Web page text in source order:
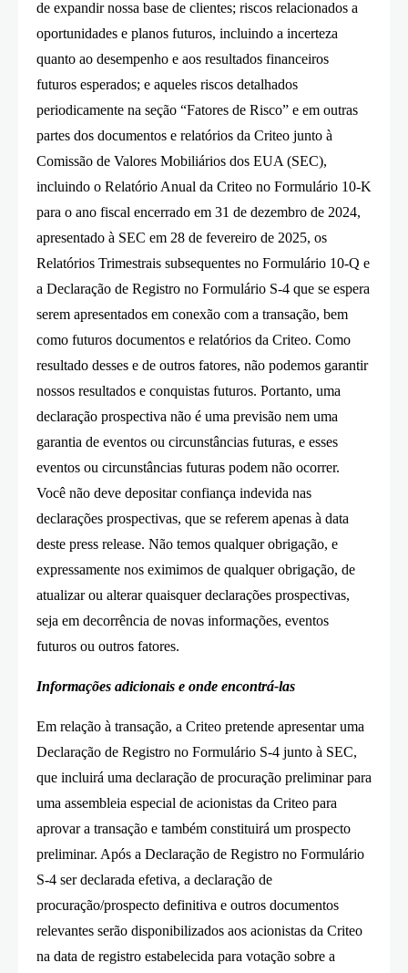
de expandir nossa base de clientes; riscos relacionados a
oportunidades e planos futuros, incluindo a incerteza
quanto ao desempenho e aos resultados financeiros
futuros esperados; e aqueles riscos detalhados
periodicamente na seção “Fatores de Risco” e em outras
partes dos documentos e relatórios da Criteo junto à
Comissão de Valores Mobiliários dos EUA (SEC),
incluindo o Relatório Anual da Criteo no Formulário 10-K
para o ano fiscal encerrado em 31 de dezembro de 2024,
apresentado à SEC em 28 de fevereiro de 2025, os
Relatórios Trimestrais subsequentes no Formulário 10-Q e
a Declaração de Registro no Formulário S-4 que se espera
serem apresentados em conexão com a transação, bem
como futuros documentos e relatórios da Criteo. Como
resultado desses e de outros fatores, não podemos garantir
nossos resultados e conquistas futuros. Portanto, uma
declaração prospectiva não é uma previsão nem uma
garantia de eventos ou circunstâncias futuras, e esses
eventos ou circunstâncias futuras podem não ocorrer.
Você não deve depositar confiança indevida nas
declarações prospectivas, que se referem apenas à data
deste press release. Não temos qualquer obrigação, e
expressamente nos eximimos de qualquer obrigação, de
atualizar ou alterar quaisquer declarações prospectivas,
seja em decorrência de novas informações, eventos
futuros ou outros fatores.
Informações adicionais e onde encontrá-las
Em relação à transação, a Criteo pretende apresentar uma
Declaração de Registro no Formulário S-4 junto à SEC,
que incluirá uma declaração de procuração preliminar para
uma assembleia especial de acionistas da Criteo para
aprovar a transação e também constituirá um prospecto
preliminar. Após a Declaração de Registro no Formulário
S-4 ser declarada efetiva, a declaração de
procuração/prospecto definitiva e outros documentos
relevantes serão disponibilizados aos acionistas da Criteo
na data de registro estabelecida para votação sobre a